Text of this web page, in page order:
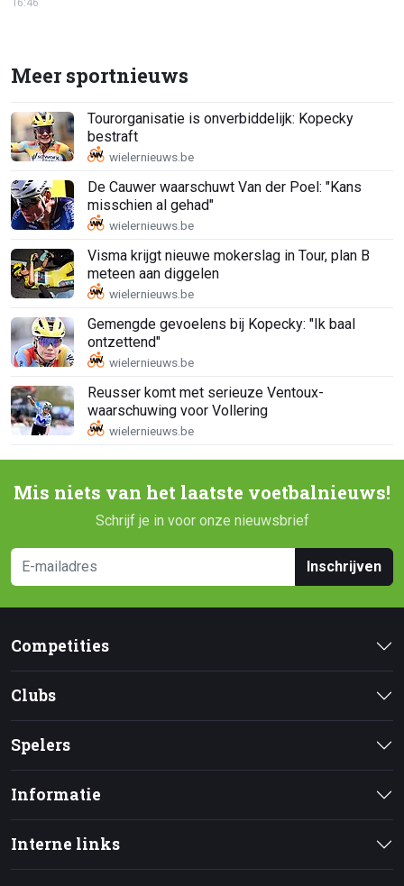
Meer sportnieuws
Tourorganisatie is onverbiddelijk: Kopecky
bestraft
De Cauwer waarschuwt Van der Poel: "Kans
misschien al gehad"
Visma krijgt nieuwe mokerslag in Tour, plan B
meteen aan diggelen
Gemengde gevoelens bij Kopecky: "Ik baal
ontzettend"
Reusser komt met serieuze Ventoux-
waarschuwing voor Vollering
Mis niets van het laatste voetbalnieuws!
Schrijf je in voor onze nieuwsbrief
Inschrijven
Competities
Clubs
Spelers
Informatie
Interne links